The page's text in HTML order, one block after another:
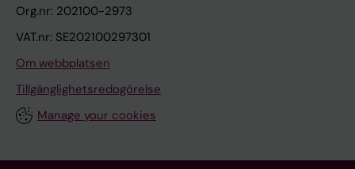
Org.nr: 202100-2973
VAT.nr: SE202100297301
Om webbplatsen
Tillgänglighetsredogörelse
Manage your cookies